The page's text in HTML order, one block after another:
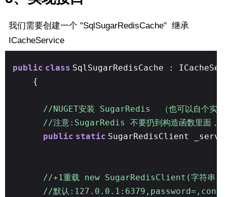
我们需要创建一个 "SqlSugarRedisCache" 继承
ICacheService
public class SqlSugarRedisCache :
{
//NUGET安装 SugarRedis （也可以自个
//注意:SugarRedis 不要扔到构造函数里面，
public static SugarRedisClient
//+1重载 new SugarRedisClient(字符串)
//默认